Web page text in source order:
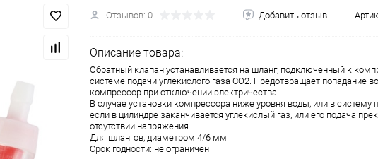
Отзывов: 0 Добавить отзыв
Описание товара:
Обратный клапан устанавливается на шланг, подключенный к
системе подачи углекислого газа СО2. Предотвращает попадание
компрессор при отключении электричества.
В случае установки компрессора ниже уровня воды, или в систему
если в цилиндре заканчивается углекислый газ, или его подача
отсутствии напряжения.
Для шлангов, диаметром 4/6 мм
Срок годности: не ограничен